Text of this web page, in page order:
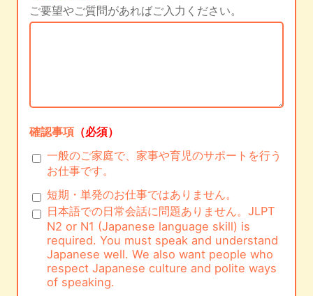
ご要望やご質問があればご入力ください。
確認事項 （必須）
一般のご家庭で、家事や育児のサポートを行う
お仕事です。
短期・単発のお仕事ではありません。
日本語での日常会話に問題ありません。JLPT
N2 or N1 (Japanese language skill) is
required. You must speak and understand
Japanese well. We also want people who
respect Japanese culture and polite ways
of speaking.